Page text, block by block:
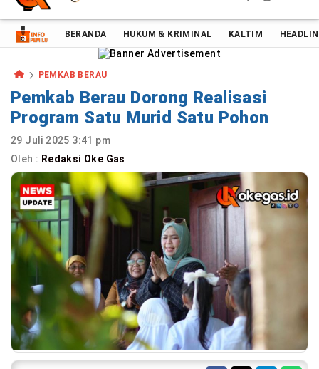
Oke Gas Indonesia | Energi Positif Informasi Terkini!
BERANDA HUKUM & KRIMINAL KALTIM
PEMKAB BERAU
Pemkab Berau Dorong Realisasi
Program Satu Murid Satu Pohon
29 Juli 2025 3:41 pm
Oleh : Redaksi Oke Gas